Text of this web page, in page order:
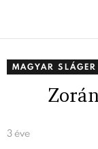
MAGYAR SLÁGER
3 éve